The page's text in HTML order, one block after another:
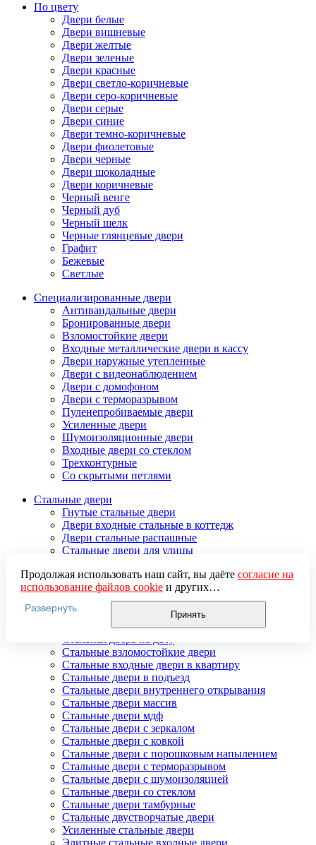
По цвету
Двери белые
Двери вишневые
Двери желтые
Двери зеленые
Двери красные
Двери светло-коричневые
Двери серо-коричневые
Двери серые
Двери синие
Двери темно-коричневые
Двери фиолетовые
Двери черные
Двери шоколадные
Двери коричневые
Черный венге
Черный дуб
Черный шелк
Черные глянцевые двери
Графит
Бежевые
Светлые
Специализированные двери
Антивандальные двери
Бронированные двери
Взломостойкие двери
Входные металлические двери в кассу
Двери наружные утепленные
Двери с видеонаблюдением
Двери с домофоном
Двери с терморазрывом
Пуленепробиваемые двери
Усиленные двери
Шумоизоляционные двери
Входные двери со стеклом
Трехконтурные
Со скрытыми петлями
Стальные двери
Гнутые стальные двери
Двери входные стальные в коттедж
Двери стальные распашные
Стальные двери для улицы
Дверь стальная двупольная
Наружные стальные двери
Недорогие стальные двери
Распродажа стальных дверей
Стальная дверь в дом
Стальные взломостойкие двери
Стальные входные двери в квартиру
Стальные двери в подъезд
Стальные двери внутреннего открывания
Стальные двери массив
Стальные двери мдф
Стальные двери с зеркалом
Стальные двери с ковкой
Стальные двери с порошковым напылением
Стальные двери с терморазрывом
Стальные двери с шумоизоляцией
Стальные двери со стеклом
Стальные двери тамбурные
Стальные двустворчатые двери
Усиленные стальные двери
Элитные стальные входные двери
Продолжая использовать наш сайт, вы даёте согласие на
использование файлов cookieи других
пользовательских данных (включая IP-адрес, сведения о
местоположении, устройстве, действиях на сайте и т. п.)
для функционирования сайта, проведения
использования систем аналитики (например,
Яндекс.Метрика), в соответствии с нашейПолитикой
обработки персональных данных.
Если вы не хотите, чтобы ваши данные обрабатывались,
настройте ограничения в браузере или покиньте сайт.
Развернуть
Принять